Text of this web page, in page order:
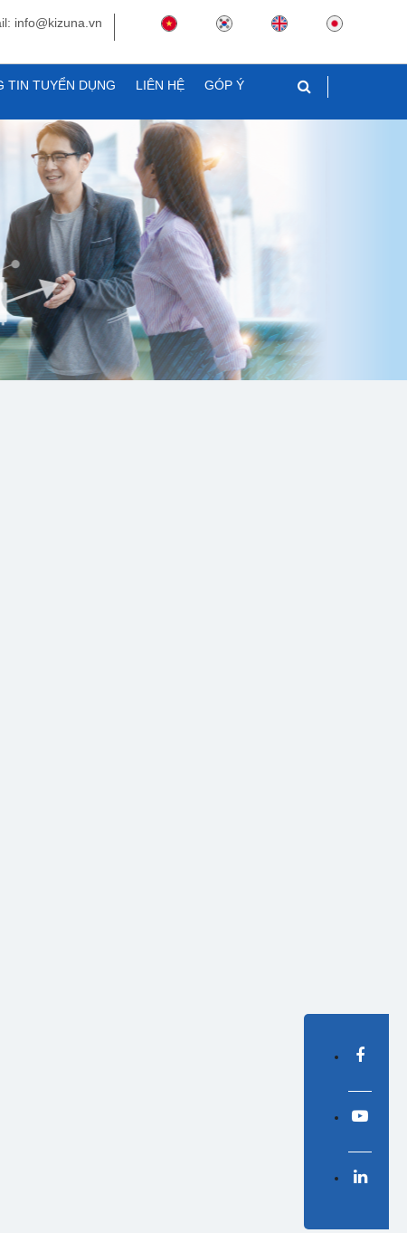
info@kizuna.vn
TIN TUYỂN DỤNG LIÊN HỆ GÓP Ý